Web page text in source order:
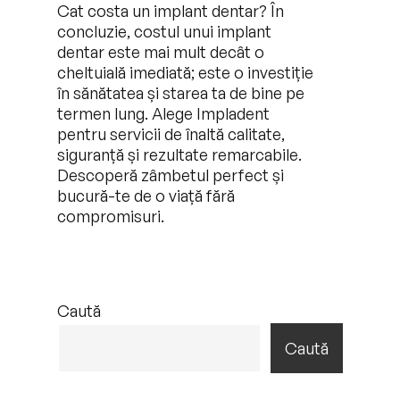
Cat costa un implant dentar? În
concluzie, costul unui implant
dentar este mai mult decât o
cheltuială imediată; este o investiție
în sănătatea și starea ta de bine pe
termen lung. Alege Impladent
pentru servicii de înaltă calitate,
siguranță și rezultate remarcabile.
Descoperă zâmbetul perfect și
bucură-te de o viață fără
compromisuri.
Caută
Caută